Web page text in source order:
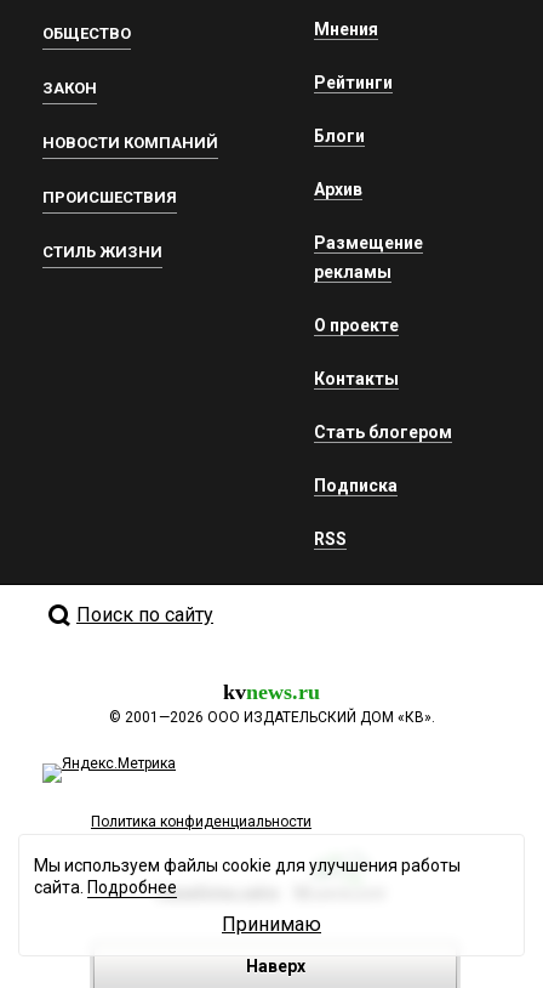
ОБЩЕСТВО
ЗАКОН
НОВОСТИ КОМПАНИЙ
ПРОИСШЕСТВИЯ
СТИЛЬ ЖИЗНИ
Мнения
Рейтинги
Блоги
Архив
Размещение
рекламы
О проекте
Контакты
Стать блогером
Подписка
RSS
Поиск по сайту
kvnews.ru
© 2001—2026 ООО ИЗДАТЕЛЬСКИЙ ДОМ «КВ».
Политика конфиденциальности
Разработка сайта
Наверх
Мы используем файлы cookie для улучшения работы
сайта. Подробнее
Принимаю